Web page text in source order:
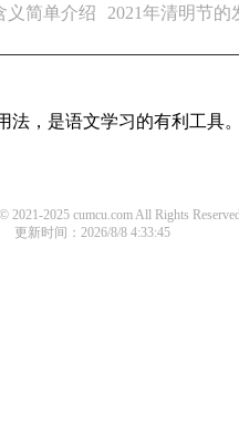
义简单介绍 2021年清明节的
，是语文学习的有利工具。
2021-2025 cumcu.com All Rights
更新时间：2026/8/8 4:33:45